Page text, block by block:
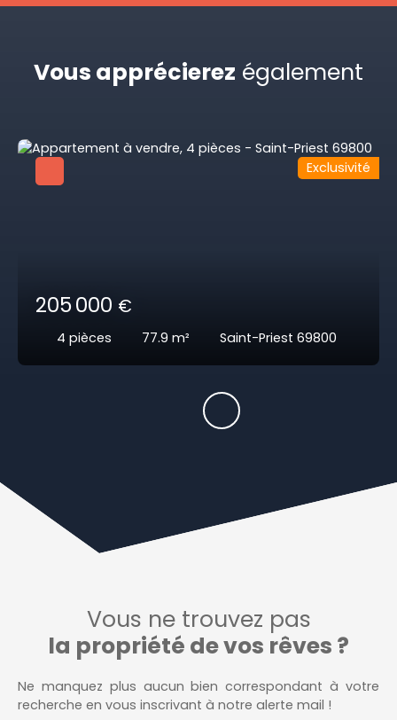
Vous apprécierez également
205 000 €
4 pièces 77.9 m² Saint-Priest 69800
Exclusivité
Vous ne trouvez pas
la propriété de vos rêves ?
Ne manquez plus aucun bien correspondant à votre
recherche en vous inscrivant à notre alerte mail !